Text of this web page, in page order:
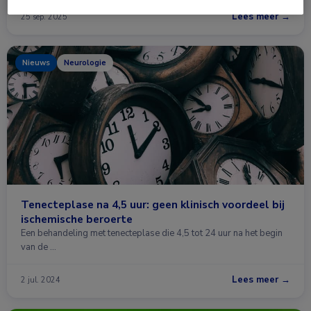
25 sep. 2025 Lees meer →
Nieuws Neurologie
Tenecteplase na 4,5 uur: geen klinisch voordeel bij
ischemische beroerte
Een behandeling met tenecteplase die 4,5 tot 24 uur na het begin
van de …
2 jul. 2024 Lees meer →